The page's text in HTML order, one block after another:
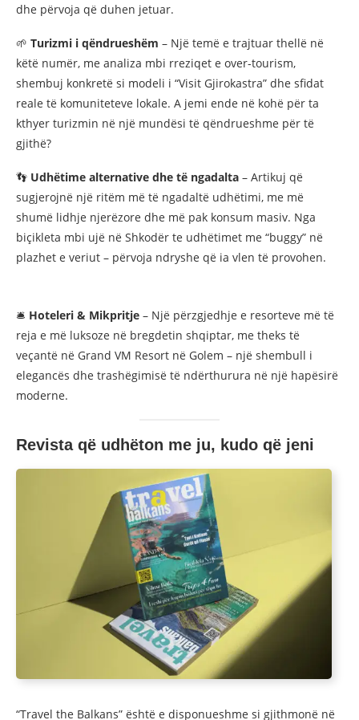
dhe përvoja që duhen jetuar.
🌱 Turizmi i qëndrueshëm – Një temë e trajtuar thellë në
këtë numër, me analiza mbi rreziqet e over-tourism,
shembuj konkretë si modeli i “Visit Gjirokastra” dhe sfidat
reale të komuniteteve lokale. A jemi ende në kohë për ta
kthyer turizmin në një mundësi të qëndrueshme për të
gjithë?
👣 Udhëtime alternative dhe të ngadalta – Artikuj që
sugjerojnë një ritëm më të ngadaltë udhëtimi, me më
shumë lidhje njerëzore dhe më pak konsum masiv. Nga
biçikleta mbi ujë në Shkodër te udhëtimet me “buggy” në
plazhet e veriut – përvoja ndryshe që ia vlen të provohen.
🛎 Hoteleri & Mikpritje – Një përzgjedhje e resorteve më të
reja e më luksoze në bregdetin shqiptar, me theks të
veçantë në Grand VM Resort në Golem – një shembull i
elegancës dhe trashëgimisë të ndërthurura në një hapësirë
moderne.
Revista që udhëton me ju, kudo që jeni
“Travel the Balkans” është e disponueshme si gjithmonë në